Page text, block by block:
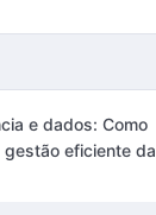
e dados: Como
eficiente da